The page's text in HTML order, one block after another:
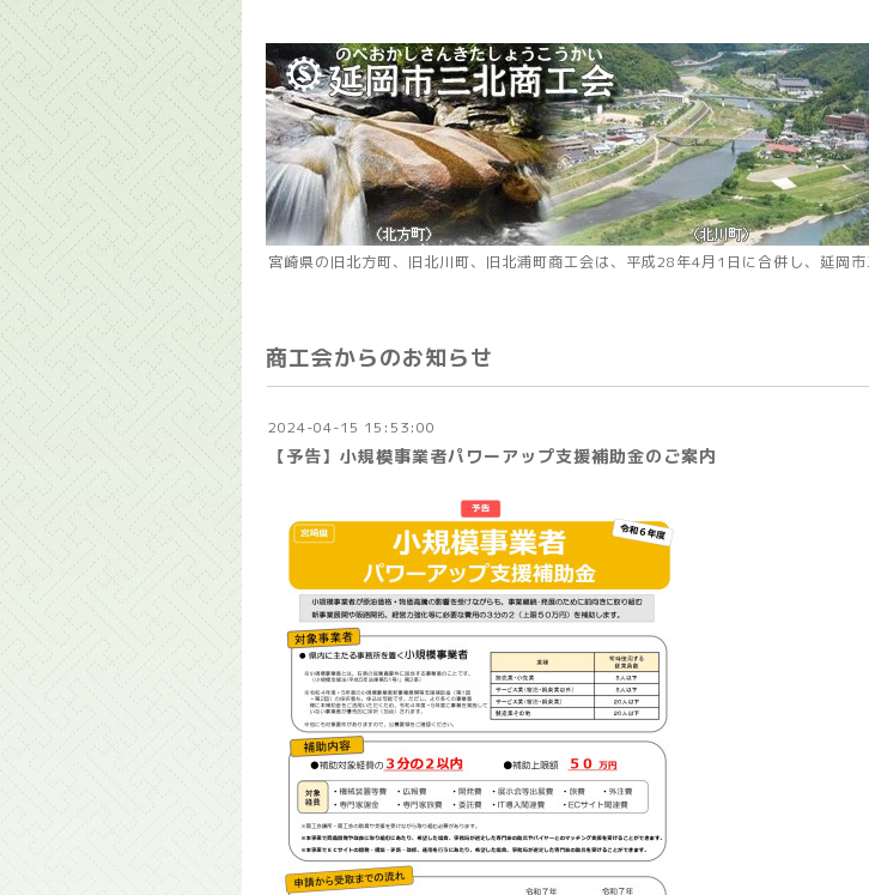
宮崎県の旧北方町、旧北川町、旧北浦町商工会は、平成28年4月1日に合併し、延岡市
商工会からのお知らせ
2024-04-15 15:53:00
【予告】小規模事業者パワーアップ支援補助金のご案内